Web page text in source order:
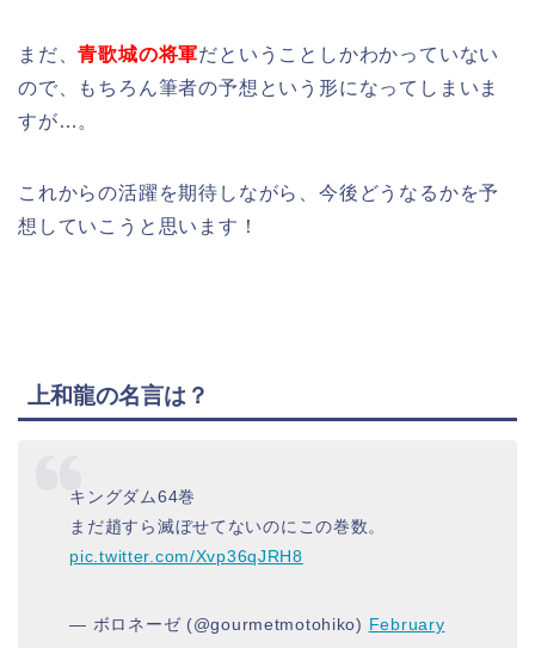
まだ、青歌城の将軍だということしかわかっていない
ので、もちろん筆者の予想という形になってしまいま
すが…。
これからの活躍を期待しながら、今後どうなるかを予
想していこうと思います！
上和龍の名言は？
キングダム64巻
まだ趙すら滅ぼせてないのにこの巻数。
pic.twitter.com/Xvp36qJRH8
— ボロネーゼ (@gourmetmotohiko) February